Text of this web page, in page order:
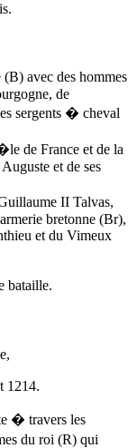
avec des hommes
de
sergents � cheval
de France et de la
et de ses
II Talvas,
bretonne (Br),
et du Vimeux
bataille.
1214.
� travers les
du roi (R) qui